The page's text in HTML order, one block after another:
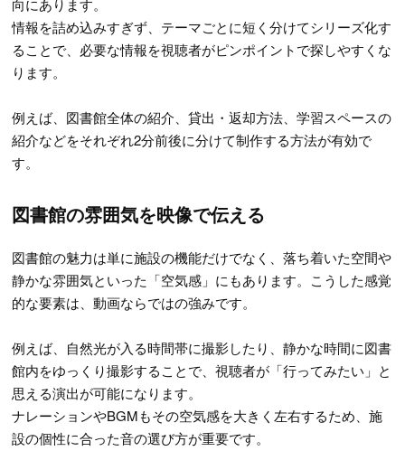
向にあります。
情報を詰め込みすぎず、テーマごとに短く分けてシリーズ化す
ることで、必要な情報を視聴者がピンポイントで探しやすくな
ります。
例えば、図書館全体の紹介、貸出・返却方法、学習スペースの
紹介などをそれぞれ2分前後に分けて制作する方法が有効で
す。
図書館の雰囲気を映像で伝える
図書館の魅力は単に施設の機能だけでなく、落ち着いた空間や
静かな雰囲気といった「空気感」にもあります。こうした感覚
的な要素は、動画ならではの強みです。
例えば、自然光が入る時間帯に撮影したり、静かな時間に図書
館内をゆっくり撮影することで、視聴者が「行ってみたい」と
思える演出が可能になります。
ナレーションやBGMもその空気感を大きく左右するため、施
設の個性に合った音の選び方が重要です。